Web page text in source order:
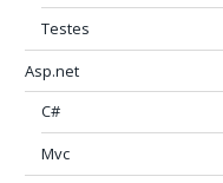
Testes
Asp.net
C#
Mvc